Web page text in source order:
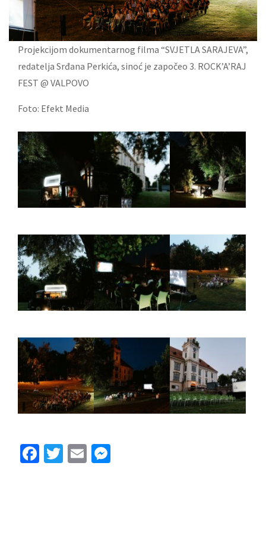
Projekcijom dokumentarnog filma “SVJETLA SARAJEVA”,
redatelja Srđana Perkića, sinoć je započeo 3. ROCK’A’RAJ
FEST @ VALPOVO
Foto: Efekt Media
Facebook
Twitter
Email